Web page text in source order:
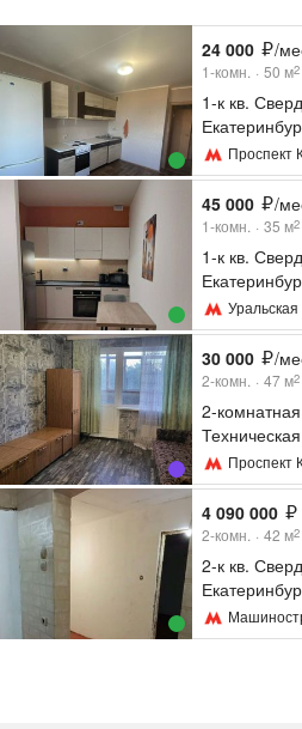
24 000 /
1-комн. 50 м2
1-к кв.
Проспект
45 000 /
1-комн. 35 м2
1-к кв.
(35.0 м²)
Уральская
30 000 /
2-комн. 47 м2
2-
Проспект
4 090 000
2-комн. 42 м2
2-к кв.
(42.9 м²)